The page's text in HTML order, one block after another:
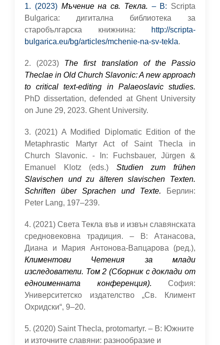
1. (2023) Мъчение на св. Текла. – В: Scripta
Bulgarica: дигитална библиотека за
старобългарска книжнина:
http://scripta-
bulgarica.eu/bg/articles/mchenie-na-sv-tekla.
2. (2023) The first translation of the Passio
Theclae in Old Church Slavonic: A new approach
to critical text-editing in Palaeoslavic studies.
PhD dissertation, defended at Ghent University
on June 29, 2023. Ghent University.
3. (2021) A Modified Diplomatic Edition of the
Metaphrastic Martyr Act of Saint Thecla in
Church Slavonic. - In: Fuchsbauer, Jürgen &
Emanuel Klotz (eds.) Studien zum frühen
Slavischen und zu älteren slavischen Texten.
Schriften über Sprachen und Texte. Берлин:
Peter Lang, 197–239.
4. (2021) Света Текла във и извън славянската
средновековна традиция. – В: Атанасова,
Диана и Мария Антонова-Вапцарова (ред.),
Климентови Четения за млади
изследователи. Том 2 (Сборник с доклади от
едноименната конференция). София:
Университетско издателство „Св. Климент
Охридски“, 9–20.
5. (2020) Saint Thecla, protomartyr. – В: Южните
и източните славяни: разнообразие и